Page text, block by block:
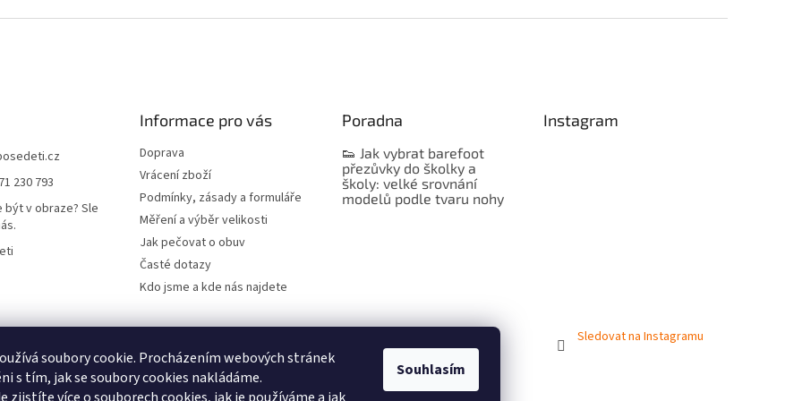
soubory cookie. Procházením webových stránek
s tím, jak se soubory cookies nakládáme.
Souhlasím
230 793
být v obraze? Sle
Informace pro vás
Doprava
Vrácení zboží
Podmínky, zásady a formuláře
Měření a výběr velikosti
Jak pečovat o obuv
Časté dotazy
Kdo jsme a kde nás najdete
Poradna
👟 Jak vybrat barefoot
přezůvky do školky a
školy: velké srovnání
modelů podle tvaru nohy
Instagram
Sledovat na Instagramu